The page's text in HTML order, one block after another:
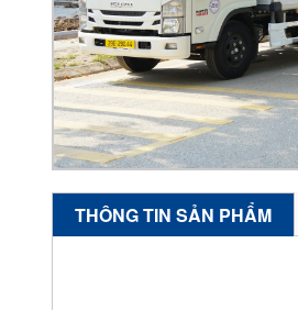
THÔNG TIN SẢN PHẨM